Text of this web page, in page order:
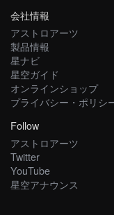
会社情報
アストロアーツ
製品情報
星ナビ
星空ガイド
オンラインショップ
プライバシー・ポリシ
Follow
アストロアーツ
Twitter
YouTube
星空アナウンス